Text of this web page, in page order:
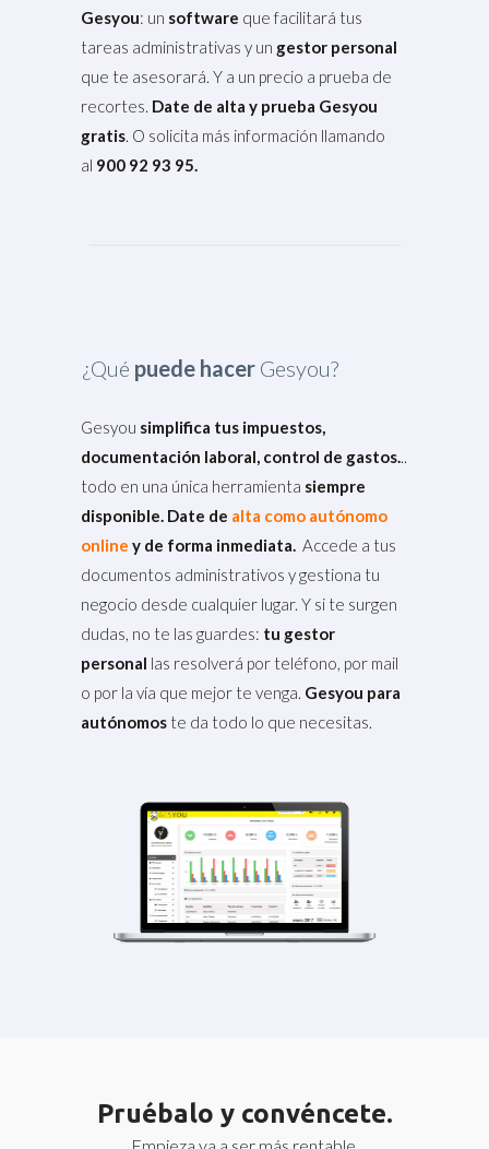
Gesyou: un software que facilitará tus
tareas administrativas y un gestor personal
que te asesorará. Y a un precio a prueba de
recortes. Date de alta y prueba Gesyou
gratis. O solicita más información llamando
al 900 92 93 95.
¿Qué puede hacer Gesyou?
Gesyou simplifica tus impuestos,
documentación laboral, control de gastos...
todo en una única herramienta siempre
disponible. Date de alta como autónomo
online y de forma inmediata. Accede a tus
documentos administrativos y gestiona tu
negocio desde cualquier lugar. Y si te surgen
dudas, no te las guardes: tu gestor
personal las resolverá por teléfono, por mail
o por la vía que mejor te venga. Gesyou para
autónomos te da todo lo que necesitas.
Pruébalo y convéncete.
Empieza ya a ser más rentable.